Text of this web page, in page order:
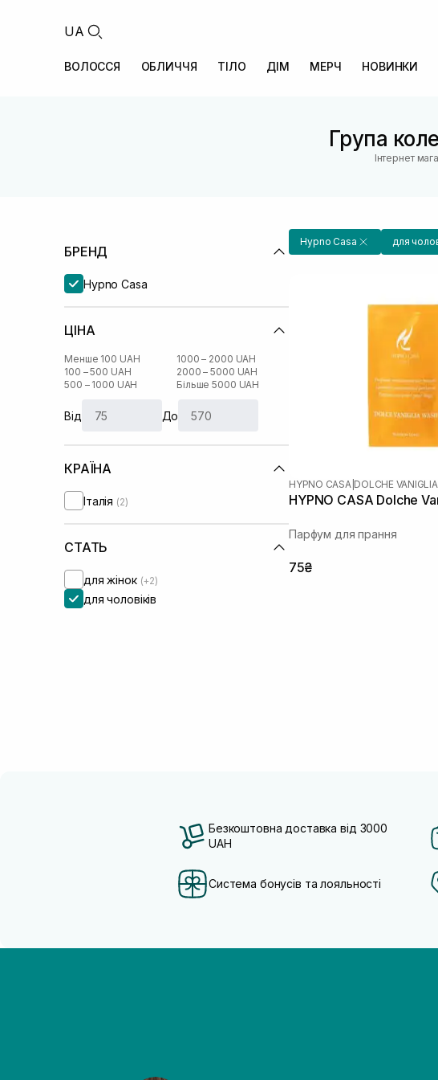
UA
ВОЛОССЯ ОБЛИЧЧЯ ТІЛО ДІМ МЕРЧ НОВИНКИ
Група
Інтернет
БРЕНД
Hypno Casa
ЦІНА
Менше 100 UAH
100 – 500 UAH
500 – 1000 UAH
1000 – 2000 UAH
2000 – 5000 UAH
Більше 5000 UAH
Від До
КРАЇНА
Італія (2)
СТАТЬ
для жінок (+2)
для чоловіків
Hypno Casa для
HYPNO CASA DOLCHE VANIGLIA
HYPNO CASA Dolche
Парфум для прання
75₴
Безкоштовна доставка від 3000
UAH
Система бонусів та лояльності